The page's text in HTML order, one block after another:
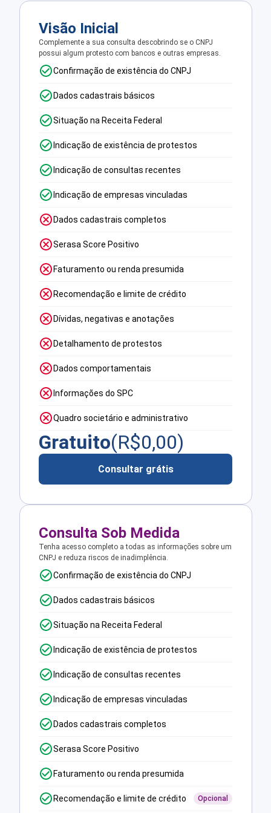
Visão Inicial
Complemente a sua consulta descobrindo se o CNPJ
possui algum protesto com bancos e outras empresas.
Confirmação de existência do CNPJ
Dados cadastrais básicos
Situação na Receita Federal
Indicação de existência de protestos
Indicação de consultas recentes
Indicação de empresas vinculadas
Dados cadastrais completos
Serasa Score Positivo
Faturamento ou renda presumida
Recomendação e limite de crédito
Dívidas, negativas e anotações
Detalhamento de protestos
Dados comportamentais
Informações do SPC
Quadro societário e administrativo
Gratuito(R$0,00)
Consultar grátis
Consulta Sob Medida
Tenha acesso completo a todas as informações sobre um
CNPJ e reduza riscos de inadimplência.
Confirmação de existência do CNPJ
Dados cadastrais básicos
Situação na Receita Federal
Indicação de existência de protestos
Indicação de consultas recentes
Indicação de empresas vinculadas
Dados cadastrais completos
Serasa Score Positivo
Faturamento ou renda presumida
Recomendação e limite de crédito Opcional